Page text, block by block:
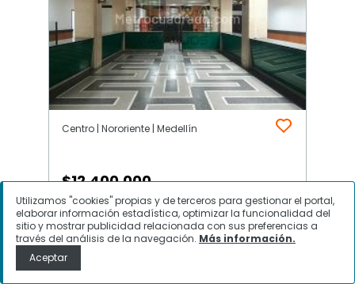
Centro | Nororiente | Medellín
$12.400.000
Oficina en Arriendo, Centro,
Medellín
Utilizamos "cookies" propias y de terceros para gestionar el portal,
elaborar información estadística, optimizar la funcionalidad del
sitio y mostrar publicidad relacionada con sus preferencias a
través del análisis de la navegación. Más información.
Aceptar